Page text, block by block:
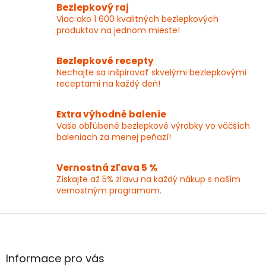
á
d
a
i
e
p
r
k
y
v
ý
i
s
u
Bezlepkový raj
Viac ako 1 600 kvalitných bezlepkových
produktov na jednom mieste!
Bezlepkové recepty
Nechajte sa inšpirovať skvelými bezlepkovými
receptami na každý deň!
Extra výhodné balenie
Vaše obľúbené bezlepkové výrobky vo väčších
baleniach za menej peňazí!
Vernostná zľava 5 %
Získajte až 5% zľavu na každý nákup s naším
vernostným programom.
Z
äInformace pro vás